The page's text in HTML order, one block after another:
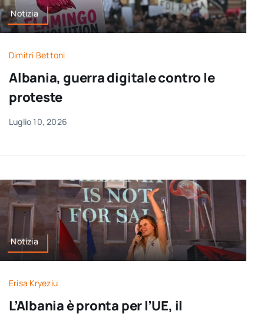
Notizia
Dimitri Bettoni
Albania, guerra digitale contro le
proteste
Luglio 10, 2026
Notizia
Erisa Kryeziu
L’Albania è pronta per l’UE, il